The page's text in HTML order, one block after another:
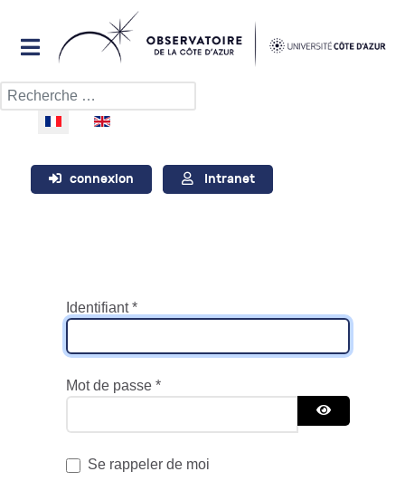
Rechercher
Sélectionnez votre langue
connexion Intranet
Identifiant*
Mot de passe *
Afficher le
Se rappeler de moi